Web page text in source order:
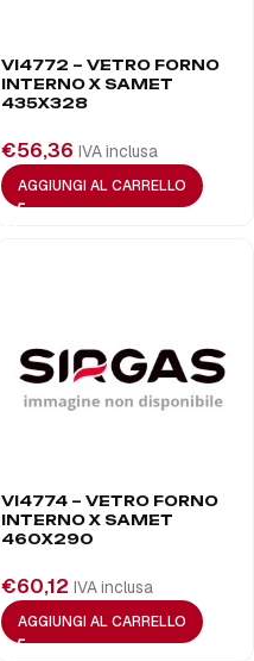
VI4772 – VETRO FORNO
INTERNO X SAMET
435X328
€56,36 IVA inclusa
AGGIUNGI AL CARRELLO
VI4774 – VETRO FORNO
INTERNO X SAMET
460X290
€60,12 IVA inclusa
AGGIUNGI AL CARRELLO